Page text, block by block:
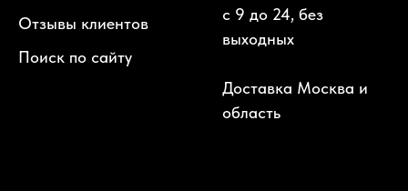
Отзывы клиентов
Поиск по сайту
с 9 до 24, без
выходных
Доставка Москва и
область